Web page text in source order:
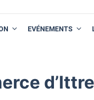
EVÉNEMENTS
d’Ittre